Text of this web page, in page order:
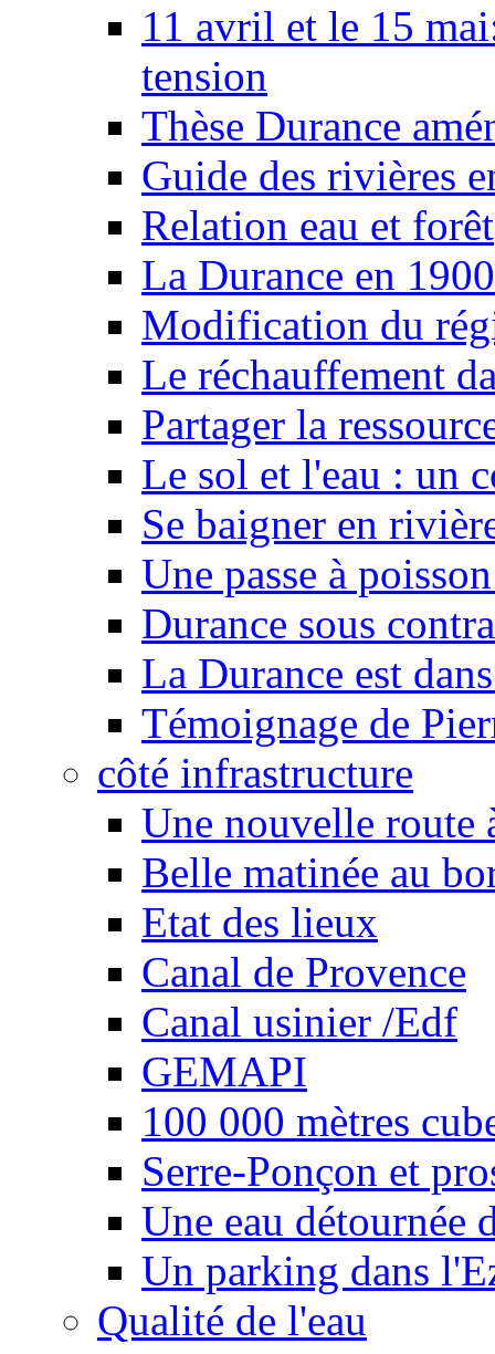
11 avril et le 15
tension
Thèse Durance
Guide des rivières
Relation eau et forêt
La Durance en 1900
Modification du
Le réchauffement
Partager la
Le sol et l'eau : un
Se baigner en
Une passe à
Durance sous
La Durance est
Témoignage de
côté infrastructure
Une nouvelle route
Belle matinée au
Etat des lieux
Canal de Provence
Canal usinier /Edf
GEMAPI
100 000 mètres
Serre-Ponçon et
Une eau détournée
Un parking dans
Qualité de l'eau